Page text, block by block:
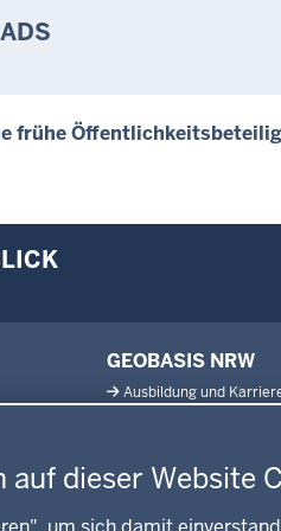
auf dieser Website
frühe
GEOBASIS NRW
Ausbildung und
Open Data